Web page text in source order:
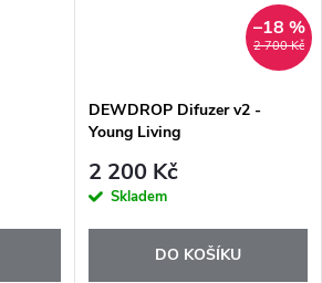
2 700 Kč
–18 %
DEWDROP Difuzer v2 -
Young Living
2 200 Kč
Skladem
DO KOŠÍKU